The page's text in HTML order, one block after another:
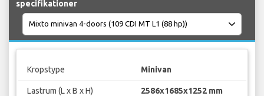
specifikationer
Kropstype Minivan
Lastrum (L x B x H) 2586x1685x1252 mm